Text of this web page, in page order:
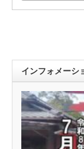
インフォメーシ